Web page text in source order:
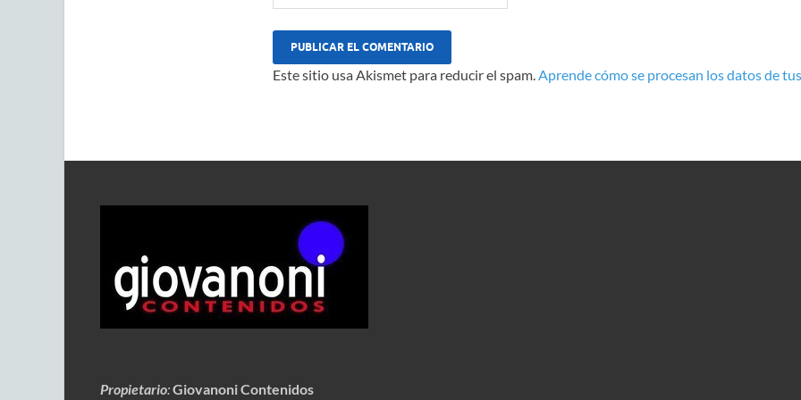
Este sitio usa Akismet para reducir el spam.Aprende cómo se procesan los datos de
Propietario:Giovanoni Contenidos